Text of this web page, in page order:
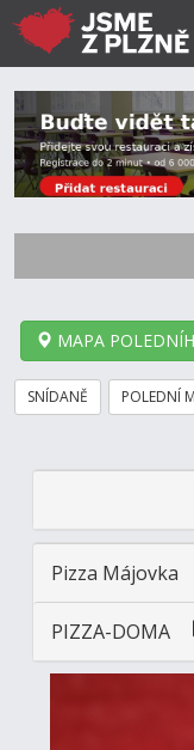
MAPA
SNÍDANĚ POLEDNÍ
Pizza Májovka
PIZZA-DOMA